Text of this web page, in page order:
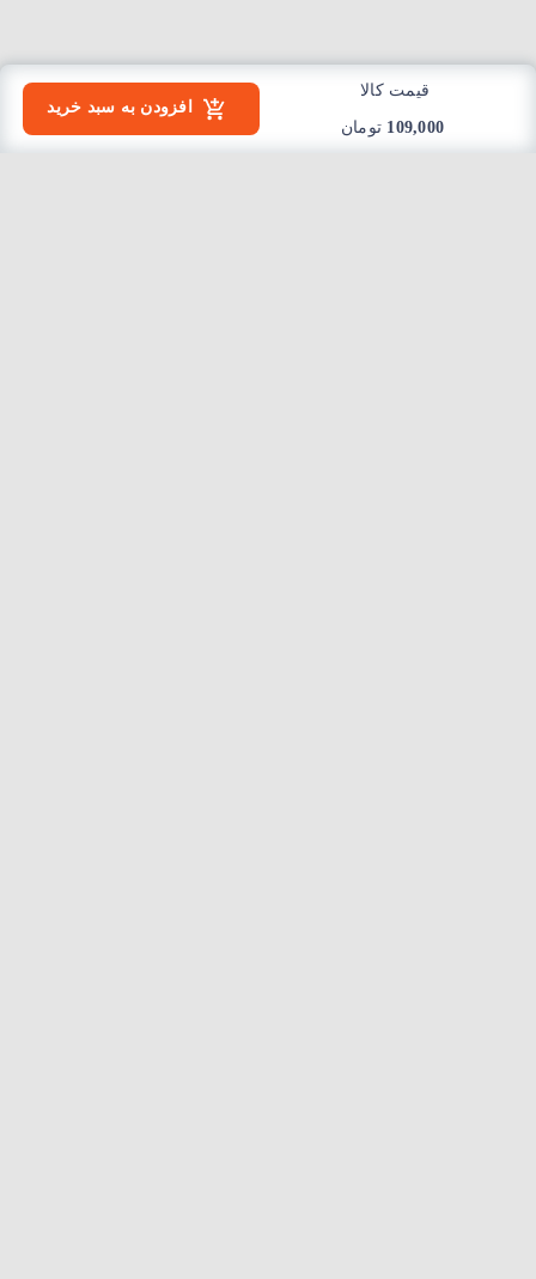
قیمت کالا
تومان
افزودن به سبد خرید